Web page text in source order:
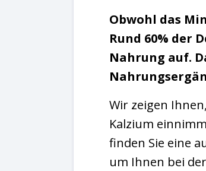
Obwohl das
Rund 60% der
Nahrung auf.
Wir zeigen
Kalzium
finden Sie eine
um Ihnen bei